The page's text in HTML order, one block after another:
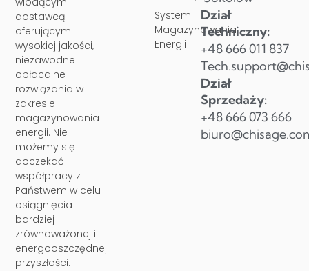
dostawcą
oferującym
wysokiej jakości,
niezawodne i
opłacalne
rozwiązania w
zakresie
magazynowania
energii. Nie
możemy się
doczekać
współpracy z
Państwem w celu
osiągnięcia
bardziej
zrównoważonej i
energooszczędnej
przyszłości.
System
Magazynowania
Energii
Dział
Techniczny:
+48 666 011 837
Dział
Sprzedaży:
+48 666 073 666